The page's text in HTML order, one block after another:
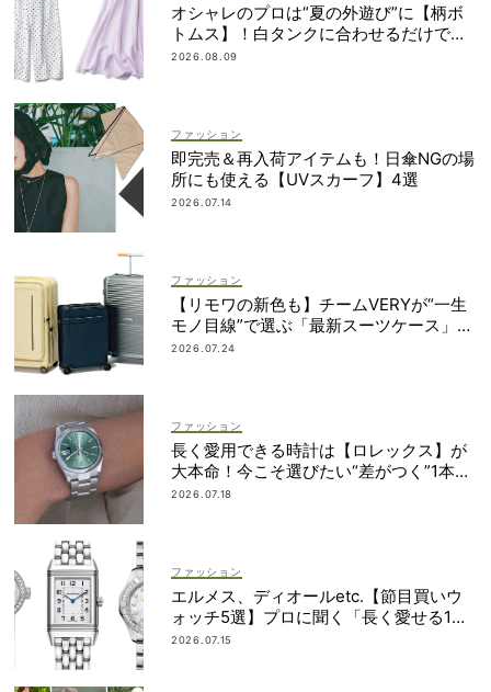
オシャレのプロは“夏の外遊び”に【柄ボ
トムス】！白タンクに合わせるだけで鮮
度アップ
2026.08.09
ファッション
即完売＆再入荷アイテムも！日傘NGの場
所にも使える【UVスカーフ】4選
2026.07.14
ファッション
【リモワの新色も】チームVERYが“一生
モノ目線”で選ぶ「最新スーツケース」5
選！
2026.07.24
ファッション
長く愛用できる時計は【ロレックス】が
大本命！今こそ選びたい“差がつく”1本
は？
2026.07.18
ファッション
エルメス、ディオールetc.【節目買いウ
ォッチ5選】プロに聞く「長く愛せる1
本」の選び方
2026.07.15